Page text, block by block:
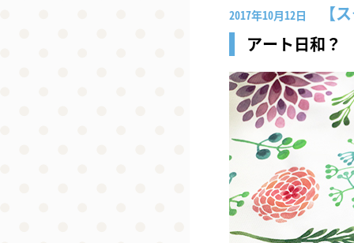
2017年10月12日
アート日和？